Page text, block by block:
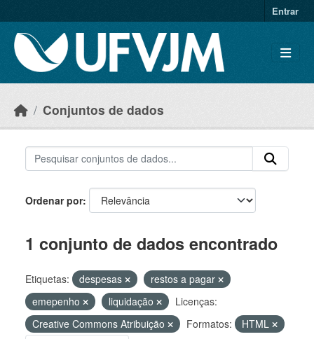
Entrar
Conjuntos de dados
Ordenar por
1 conjunto de dados encontrado
Etiquetas: despesas
restos a pagar
emepenho
liquidação
Licenças:
Creative Commons Atribuição
Formatos:
HTML